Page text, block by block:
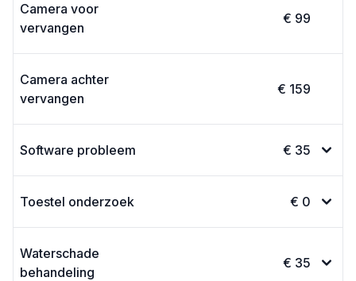
Camera voor
vervangen
€ 99
Camera achter
vervangen
€ 159
Software probleem € 35
Toestel onderzoek € 0
Waterschade
behandeling
€ 35